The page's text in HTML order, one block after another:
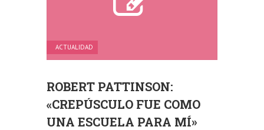
ACTUALIDAD
ROBERT PATTINSON:
«CREPÚSCULO FUE COMO
UNA ESCUELA PARA MÍ»